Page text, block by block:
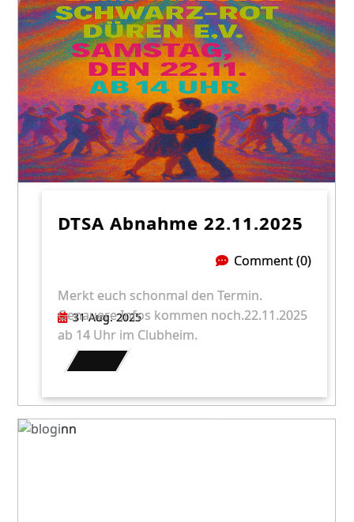
DTSA Abnahme 22.11.2025
31 Aug. 2025
Comment (0)
Merkt euch schonmal den Termin.
Genauere Infos kommen noch.22.11.2025
ab 14 Uhr im Clubheim.